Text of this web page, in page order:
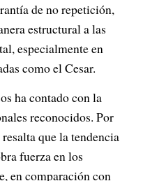
de no repetición,
estructural a las
especialmente en
como el Cesar.
ha contado con la
reconocidos. Por
que la tendencia
fuerza en los
en comparación con